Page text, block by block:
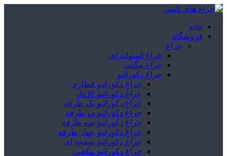
خانه
فروشگاه
چراغ
چراغ استوانه ای
چراغ مگنتی
چراغ دکوراتیو
چراغ دکوراتیو قطاری
چراغ دکوراتیو IP دار
چراغ دکوراتیو یک طرفه
چراغ دکوراتیو دو طرفه
چراغ دکوراتیو سه طرفه
چراغ دکوراتیو چهار طرفه
چراغ دکوراتیو سفینه ای
چراغ دکوراتیو مکعبی